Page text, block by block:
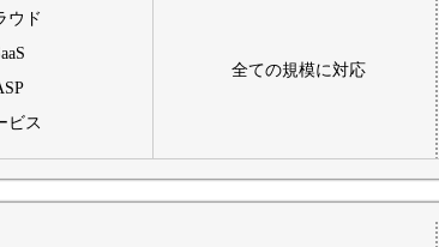
ウド
ビス
全ての規模に対応